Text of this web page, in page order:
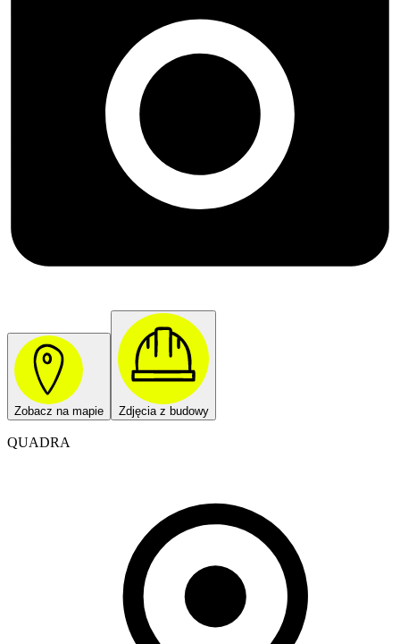
Zobacz na mapie Zdjęcia z budowy
QUADRA